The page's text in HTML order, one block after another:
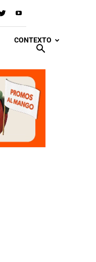
CONTEXTO